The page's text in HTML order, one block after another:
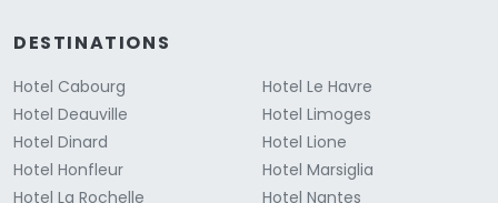
DESTINATIONS
Hotel Cabourg
Hotel Deauville
Hotel Dinard
Hotel Honfleur
Hotel La Rochelle
Hotel Le Havre
Hotel Limoges
Hotel Lione
Hotel Marsiglia
Hotel Nantes